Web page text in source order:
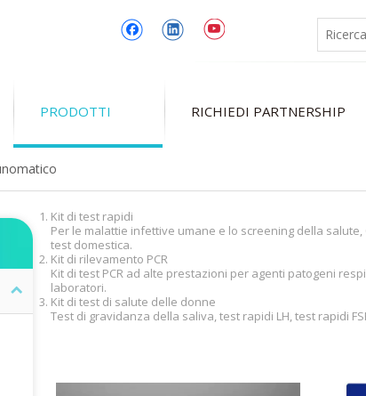
PRODOTTI RICHIEDI PARTNERSHIP
Kit di test rapidi
Per le malattie infettive umane e lo screening della
test domestica.
Kit di rilevamento PCR
Kit di test PCR ad alte prestazioni per agenti patogeni
laboratori.
Kit di test di salute delle donne
Test di gravidanza della saliva, test rapidi LH, test rapidi